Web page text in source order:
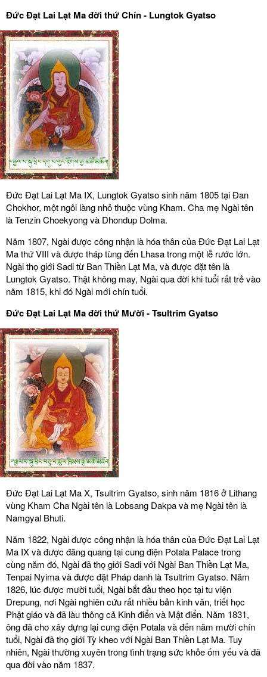
Đức Đạt Lai Lạt Ma đời thứ Chín - Lungtok Gyatso
Đức Đạt Lai Lạt Ma IX, Lungtok Gyatso sinh năm 1805 tại Đan
Chokhor, một ngôi làng nhỏ thuộc vùng Kham. Cha mẹ Ngài tên
là Tenzin Choekyong và Dhondup Dolma.
Năm 1807, Ngài được công nhận là hóa thân của Đức Đạt Lai Lạt
Ma thứ VIII và được tháp tùng đến Lhasa trong một lễ rước lớn.
Ngài thọ giới Sadi từ Ban Thiền Lạt Ma, và được đặt tên là
Lungtok Gyatso. Thật không may, Ngài qua đời khi tuổi rất trẻ vào
năm 1815, khi đó Ngài mới chín tuổi.
Đức Đạt Lai Lạt Ma đời thứ Mười - Tsultrim Gyatso
Đức Đạt Lai Lạt Ma X, Tsultrim Gyatso, sinh năm 1816 ở Lithang
vùng Kham Cha Ngài tên là Lobsang Dakpa và mẹ Ngài tên là
Namgyal Bhuti.
Năm 1822, Ngài được công nhận là hóa thân của Đức Đạt Lai Lạt
Ma IX và được đăng quang tại cung điện Potala Palace trong
cùng năm đó, Ngài đã thọ giới Sadi với Ngài Ban Thiền Lạt Ma,
Tenpai Nyima và được đặt Pháp danh là Tsultrim Gyatso. Năm
1826, lúc được mười tuổi, Ngài bắt đầu theo học tại tu viện
Drepung, nơi Ngài nghiên cứu rất nhiều bản kinh văn, triết học
Phật giáo và đã làu thông cả Kinh điển và Mật điển. Năm 1831,
ông đã cho xây dựng lại cung điện Potala và đến năm mười chín
tuổi, Ngài đã thọ giới Tỳ kheo với Ngài Ban Thiền Lạt Ma. Tuy
nhiên, Ngài thường xuyên trong tình trạng sức khỏe ốm yếu và đã
qua đời vào năm 1837.